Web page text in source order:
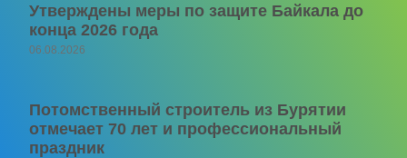
Утверждены меры по защите Байкала до
конца 2026 года
06.08.2026
Потомственный строитель из Бурятии
отмечает 70 лет и профессиональный
праздник